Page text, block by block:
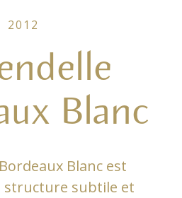
2012
Blanc
Blanc est
structure subtile et